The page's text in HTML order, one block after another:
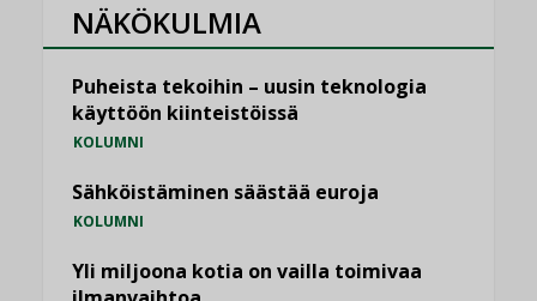
NÄKÖKULMIA
Puheista tekoihin – uusin teknologia
käyttöön kiinteistöissä
KOLUMNI
Sähköistäminen säästää euroja
KOLUMNI
Yli miljoona kotia on vailla toimivaa